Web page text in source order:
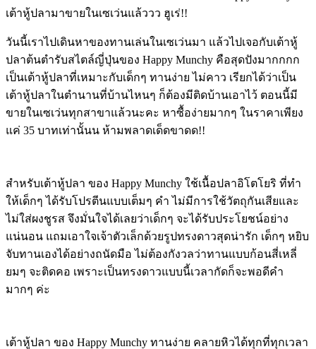
เต้าหู้ปลามาขายในเซเว่นแล้ววว ฮูเร่!!
วันนี้เราไปเดินหาของทานเล่นในเซเว่นมา แล้วไปเจอกับเต้าหู้
ปลาต้นตำรับสไตล์ญี่ปุ่นของ Happy Munchy คือสุดปังมากกกก
เป็นเต้าหู้ปลาที่เหมาะกับเด็กๆ ทานง่าย ไม่คาว เรียกได้ว่าเป็น
เต้าหู้ปลาในตำนานที่บ้านไหนๆ ก็ต้องมีติดบ้านเอาไว้ ตอนนี้มี
ขายในเซเว่นทุกสาขาแล้วนะคะ หาซื้อง่ายมากๆ ในราคาเพียง
แค่ 35 บาทเท่านั้นน ห้ามพลาดเด็ดขาดด!!
สำหรับเต้าหู้ปลา ของ Happy Munchy ใช้เนื้อปลาอิโตโยริ ที่ทำ
ให้เด็กๆ ได้รับโปรตีนแบบเต็มๆ คำ ไม่มีการใช้วัตถุกันเสียและ
ไม่ใส่ผงชูรส จึงมั่นใจได้เลยว่าเด็กๆ จะได้รับประโยชน์อย่าง
แน่นอน แถมเอาใจเจ้าตัวเล็กด้วยรูปทรงดาวสุดน่ารัก เด็กๆ หยิบ
จับทานเองได้อย่างถนัดมือ ไม่ต้องกังวลว่าทานแบบก้อนสี่เหลี่
ยมๆ จะติดคอ เพราะเป็นทรงดาวแบบนี้เวลากัดก็จะพอดีคำ
มากๆ ค่ะ
เต้าหู้ปลา ของ Happy Munchy ทานง่าย คลายหิวได้ทุกที่ทุกเวลา